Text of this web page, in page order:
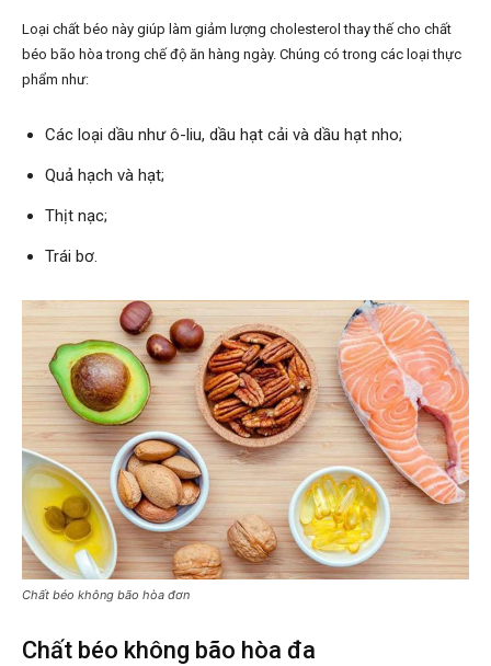
Loại chất béo này giúp làm giảm lượng cholesterol thay thế cho chất
béo bão hòa trong chế độ ăn hàng ngày. Chúng có trong các loại thực
phẩm như:
Các loại dầu như ô-liu, dầu hạt cải và dầu hạt nho;
Quả hạch và hạt;
Thịt nạc;
Trái bơ.
Chất béo không bão hòa đơn
Chất béo không bão hòa đa